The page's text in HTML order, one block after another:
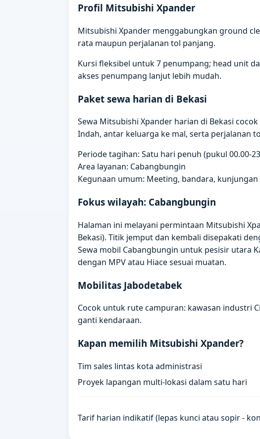
Profil Mitsubishi Xpander
Mitsubishi Xpander menggabungkan ground
rata maupun perjalanan tol panjang.
Kursi fleksibel untuk 7 penumpang; head unit
akses penumpang lanjut lebih mudah.
Paket sewa harian di Bekasi
Sewa Mitsubishi Xpander harian di Bekasi
Indah, antar keluarga ke mal, serta perjalanan
Periode tagihan: Satu hari penuh (pukul 00.00-
Area layanan: Cabangbungin
Kegunaan umum: Meeting, bandara,
Fokus wilayah: Cabangbungin
Halaman ini melayani permintaan Mitsubishi
Bekasi). Titik jemput dan kembali disepakati
Sewa mobil Cabangbungin untuk pesisir utara
dengan MPV atau Hiace sesuai muatan.
Mobilitas Jabodetabek
Cocok untuk rute campuran: kawasan industri
ganti kendaraan.
Kapan memilih Mitsubishi Xpander?
Tim sales lintas kota administrasi
Proyek lapangan multi-lokasi dalam satu hari
Tarif harian indikatif (lepas kunci atau sopir -